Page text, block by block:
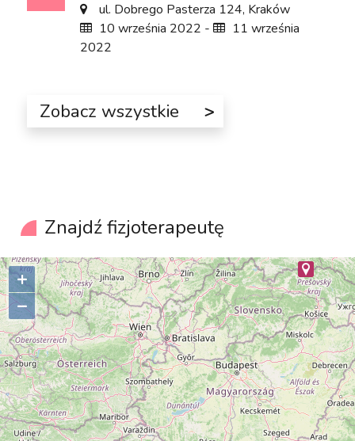
ul. Dobrego Pasterza 124, Kraków
10 września 2022 -
11 września
2022
Zobacz wszystkie
Znajdź fizjoterapeutę
+
–